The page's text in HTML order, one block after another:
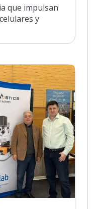
que impulsan
y